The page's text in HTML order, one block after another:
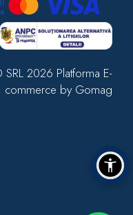
SRL 2026 Platforma E-
commerce by Gomag